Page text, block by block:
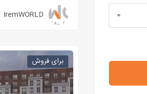
IremWORLD
برای فروش